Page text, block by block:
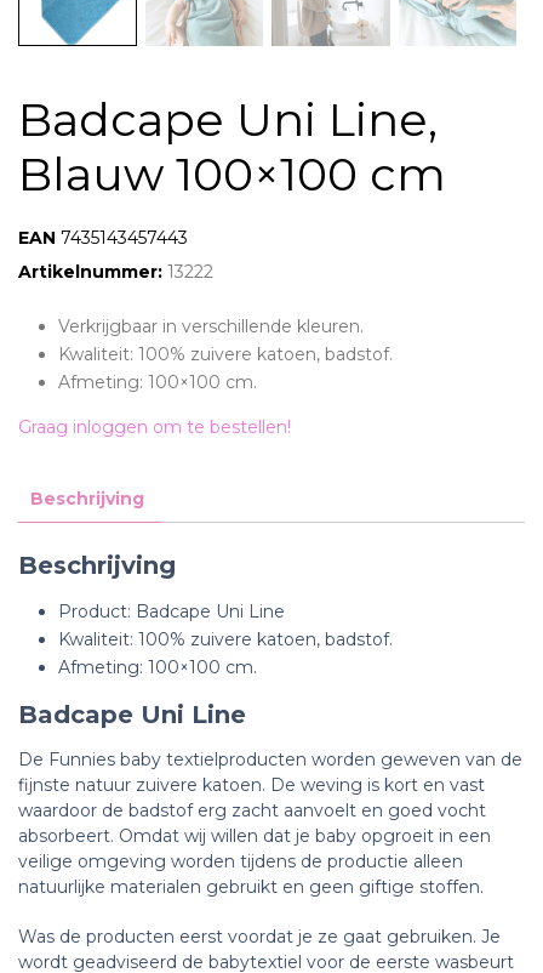
Badcape Uni Line,
Blauw 100×100 cm
7424913286284
7435143457443
Artikelnummer: 13222
Verkrijgbaar in verschillende kleuren.
Kwaliteit: 100% zuivere katoen, badstof.
Afmeting: 100×100 cm.
Graag inloggen om te bestellen!
Beschrijving
Beschrijving
Product: Badcape Uni Line
Kwaliteit: 100% zuivere katoen, badstof.
Afmeting: 100×100 cm.
Badcape Uni Line
De Funnies baby textielproducten worden geweven van de
fijnste natuur zuivere katoen. De weving is kort en vast
waardoor de badstof erg zacht aanvoelt en goed vocht
absorbeert. Omdat wij willen dat je baby opgroeit in een
veilige omgeving worden tijdens de productie alleen
natuurlijke materialen gebruikt en geen giftige stoffen.
Was de producten eerst voordat je ze gaat gebruiken. Je
wordt geadviseerd de babytextiel voor de eerste wasbeurt